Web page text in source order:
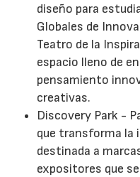
diseño para
Globales de
Teatro de la
espacio lleno de
pensamiento
creativas.
Discovery Park -
que transforma la
destinada a
expositores que